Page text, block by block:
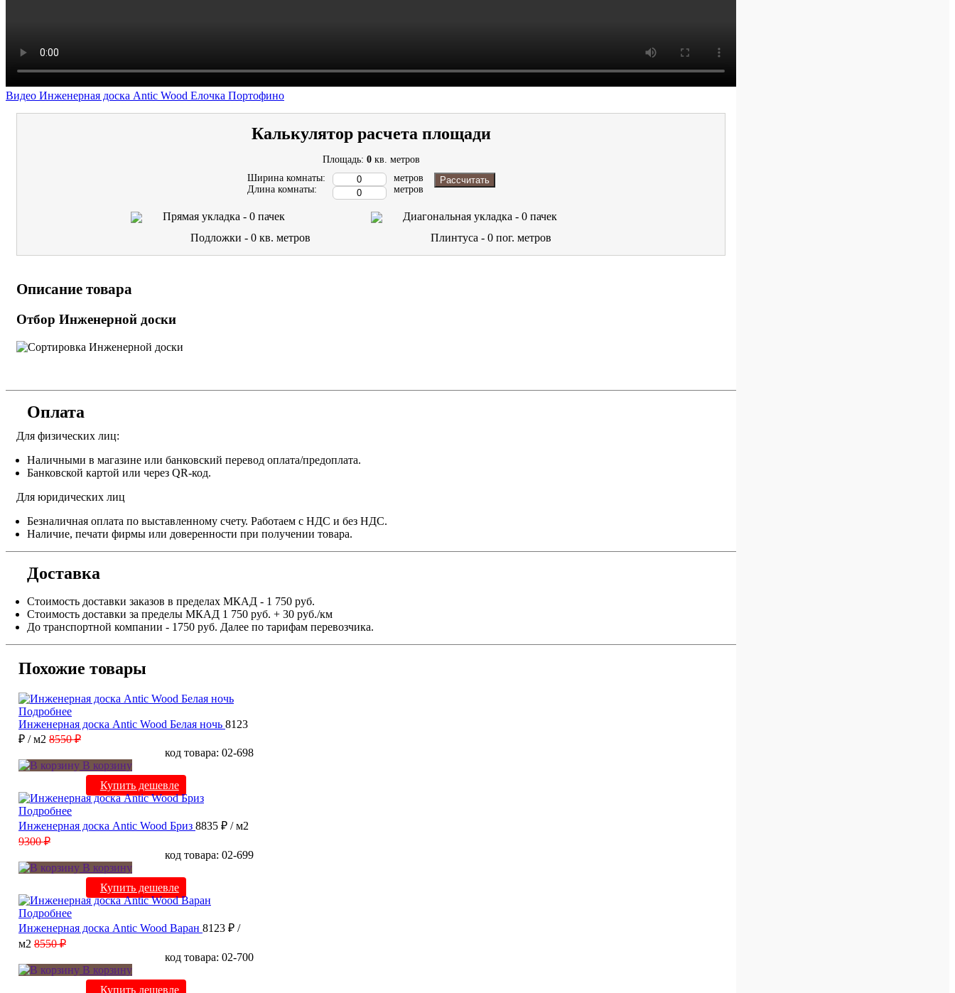
Видео Инженерная доска Antic Wood Елочка Портофино
Калькулятор расчета площади
Площадь: 0 кв. метров
Ширина комнаты:
Длина комнаты:
метров
метров
Рассчитать
Прямая укладка - 0 пачек Диагональная укладка - 0 пачек
Подложки -0кв. метров Плинтуса -0пог. метров
Описание товара
Отбор Инженерной доски
Оплата
Для физических лиц:
Наличными в магазине или банковский перевод оплата/предоплата.
Банковской картой или через QR-код.
Для юридических лиц
Безналичная оплата по выставленному счету. Работаем с НДС и без НДС.
Наличие, печати фирмы или доверенности при получении товара.
Доставка
Стоимость доставки заказов в пределах МКАД - 1 750 руб.
Стоимость доставки за пределы МКАД 1 750 руб. + 30 руб./км
До транспортной компании - 1750 руб. Далее по тарифам перевозчика.
Похожие товары
Подробнее
Инженерная доска Antic Wood Белая ночь 8123
₽ / м2 8550 ₽
код товара: 02-698
В корзину
Купить дешевле
Подробнее
Инженерная доска Antic Wood Бриз 8835 ₽ / м2
9300 ₽
код товара: 02-699
В корзину
Купить дешевле
Подробнее
Инженерная доска Antic Wood Варан 8123 ₽ /
м2 8550 ₽
код товара: 02-700
В корзину
Купить дешевле